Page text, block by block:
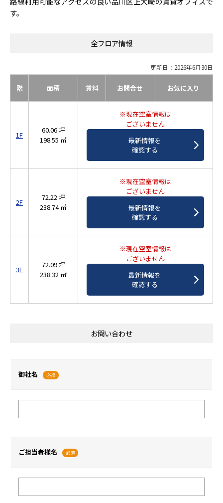
す。
全フロア情報
更新日：2026年6月30日
階 面積 賃料 お問合せ お気に入り
1F
60.06 坪
198.55 ㎡
※現在空室情報は
ございません
最新情報を
確認する
2F
72.22 坪
238.74 ㎡
※現在空室情報は
ございません
最新情報を
確認する
3F
72.09 坪
238.32 ㎡
※現在空室情報は
ございません
最新情報を
確認する
お問い合わせ
御社名 必須
ご担当者様名 必須